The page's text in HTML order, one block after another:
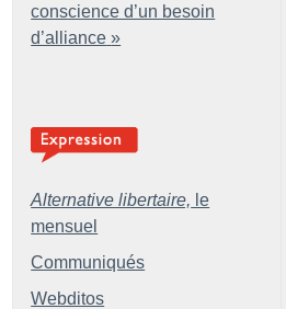
conscience d’un besoin
d’alliance »
Alternative libertaire, le
mensuel
Communiqués
Webditos